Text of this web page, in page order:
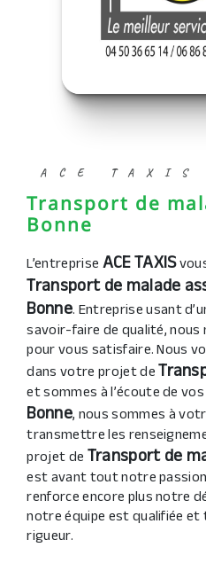
ACE TAXIS
Transport de malade assis à
Bonne
L’entrepriseACE TAXIS
Transport de malade
Bonne. Entreprise usant
savoir-faire de qualité,
pour vous satisfaire. Nous
dans votre projet de
et sommes à l’écoute de
Bonne, nous sommes à
transmettre les
projet deTransport de
est avant tout notre
renforce encore plus notre
notre équipe est qualifiée
rigueur.